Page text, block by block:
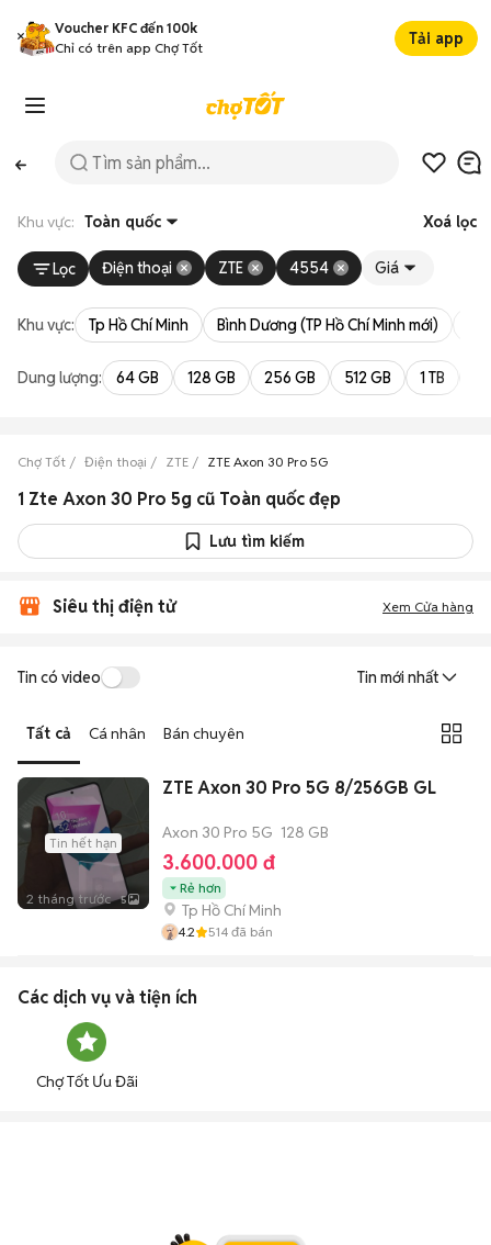
Voucher KFC đến 100k
Chỉ có trên app Chợ Tốt
Tải app
Khu vực: Toàn quốc Xoá lọc
Lọc Điện thoại ZTE 4554 Giá
Khu vực: Tp Hồ Chí Minh Bình Dương (TP Hồ Chí Minh mới)
Dung lượng: 64 GB 128 GB 256 GB 512 GB 1 TB
Chợ Tốt Điện thoại ZTE ZTE Axon 30 Pro 5G
1 Zte Axon 30 Pro 5g cũ Toàn quốc đẹp
Lưu tìm kiếm
Siêu thị điện tử Xem Cửa hàng
Tin có video Tin mới nhất
Tất cả Cá nhân Bán chuyên
Tin hết hạn
2 tháng trước 5
ZTE Axon 30 Pro 5G 8/256GB GL
Axon 30 Pro 5G 128 GB
3.600.000 đ
Rẻ hơn
Tp Hồ Chí Minh
4.2 514 đã bán
Các dịch vụ và tiện ích
Chợ Tốt Ưu Đãi